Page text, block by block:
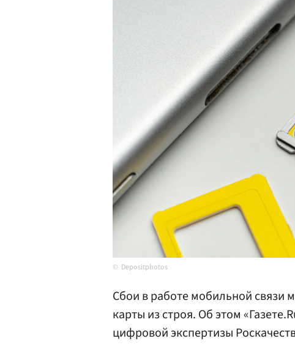
Depositphotos
Сбои в работе мобильной связи
карты из строя. Об этом
цифровой экспертизы